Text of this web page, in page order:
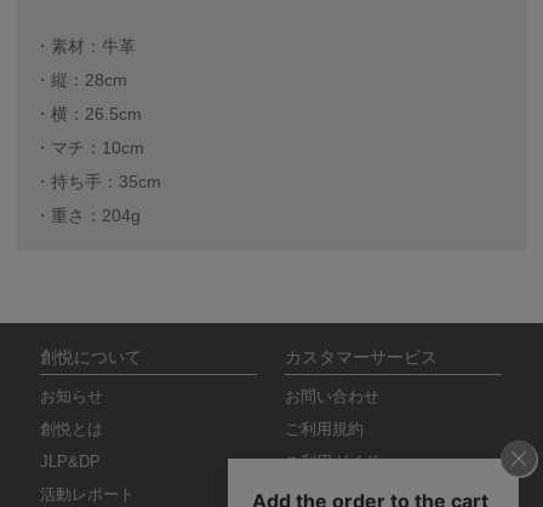
・素材：牛革
・縦：28cm
・横：26.5cm
・マチ：10cm
・持ち手：35cm
・重さ：204g
創悦について
お知らせ
創悦とは
JLP&DP
活動レポート
カスタマーサービス
お問い合わせ
ご利用規約
ご利用ガイド
特定商取引法に基づく表記